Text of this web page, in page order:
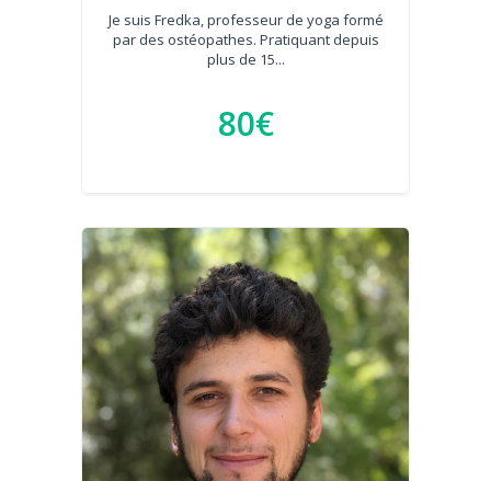
Je suis Fredka, professeur de yoga formé
par des ostéopathes. Pratiquant depuis
plus de 15...
80€